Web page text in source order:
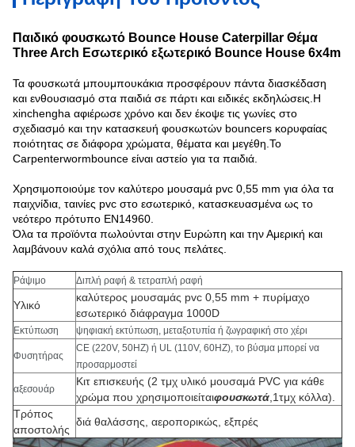
Παιδικό φουσκωτό Bounce House Caterpillar Θέμα
Three Arch Εσωτερικό εξωτερικό Bounce House 6x4m
Τα φουσκωτά μπουμπουκάκια προσφέρουν πάντα διασκέδαση
και ενθουσιασμό στα παιδιά σε πάρτι και ειδικές εκδηλώσεις.Η
xinchengha αφιέρωσε χρόνο και δεν έκοψε τις γωνίες στο
σχεδιασμό και την κατασκευή φουσκωτών bouncers κορυφαίας
ποιότητας σε διάφορα χρώματα, θέματα και μεγέθη.Το
Carpenterwormbounce είναι αστείο για τα παιδιά.
Χρησιμοποιούμε τον καλύτερο μουσαμά pvc 0,55 mm για όλα τα
παιχνίδια, ταινίες pvc στο εσωτερικό, κατασκευασμένα ως το
νεότερο πρότυπο EN14960.
Όλα τα προϊόντα πωλούνται στην Ευρώπη και την Αμερική και
λαμβάνουν καλά σχόλια από τους πελάτες.
Ράψιμο Διπλή ραφή & τετραπλή ραφή
Υλικό
καλύτερος μουσαμάς pvc 0,55 mm + πυρίμαχο
εσωτερικό διάφραγμα 1000D
Εκτύπωση ψηφιακή εκτύπωση, μεταξοτυπία ή ζωγραφική στο χέρι
Φυσητήρας
CE (220V, 50HZ) ή UL (110V, 60HZ), το βύσμα μπορεί να
προσαρμοστεί
αξεσουάρ
Κιτ επισκευής (2 τμχ υλικό μουσαμά PVC για κάθε
χρώμα που χρησιμοποιείταιφουσκωτά ,1τμχ κόλλα).
Τρόπος
αποστολής
διά θαλάσσης, αεροπορικώς, εξπρές